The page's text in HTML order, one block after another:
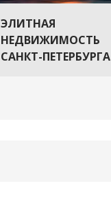
ЭЛИТНАЯ
НЕДВИЖИМОСТЬ
САНКТ-ПЕТЕРБУРГА